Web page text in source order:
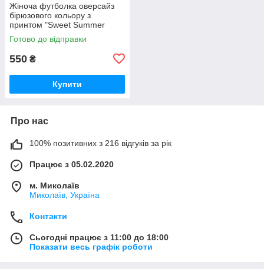
Жіноча футболка оверсайз
бірюзового кольору з
принтом "Sweet Summer
Time"
Готово до відправки
550 ₴
Купити
Про нас
100% позитивних з 216 відгуків за рік
Працює з 05.02.2020
м. Миколаїв
Миколаїв, Україна
Контакти
Сьогодні працює з 11:00 до 18:00
Показати весь графік роботи